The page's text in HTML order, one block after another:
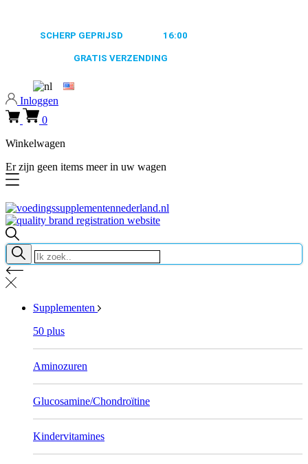
SCHERP GEPRIJSD 16:00
GRATIS VERZENDING
Inloggen
0
Winkelwagen
Er zijn geen items meer in uw wagen
Supplementen
50 plus
Aminozuren
Glucosamine/Chondroïtine
Kindervitamines